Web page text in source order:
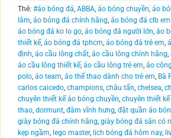
Thẻ: #áo bóng đá, ABBA, áo bóng chuyền, áo
lâm, áo bóng đá chính hãng, áo bóng đá clb
áo bóng đá ko lo go, áo bóng đá người lớn, áo
thiết kế, áo bóng đá tphcm, áo bóng đá trẻ em,
định, áo cầu lông chất, áo cầu lông chính hãng,
áo cầu lông thiết kế, áo cầu lông trẻ em, áo
polo, áo team, áo thể thao dành cho trẻ em, Bà
carlos caicedo, champions, châu tấn, chelsea,
chuyên thiết kế áo bóng chuyền, chuyên thiết
thao, dormunt, đàm vĩnh hưng, đặt quần áo
giày bóng đá chính hãng, giày bóng đá sân cỏ
kẹp ngầm, lego master, lịch bóng đá hôm nay,